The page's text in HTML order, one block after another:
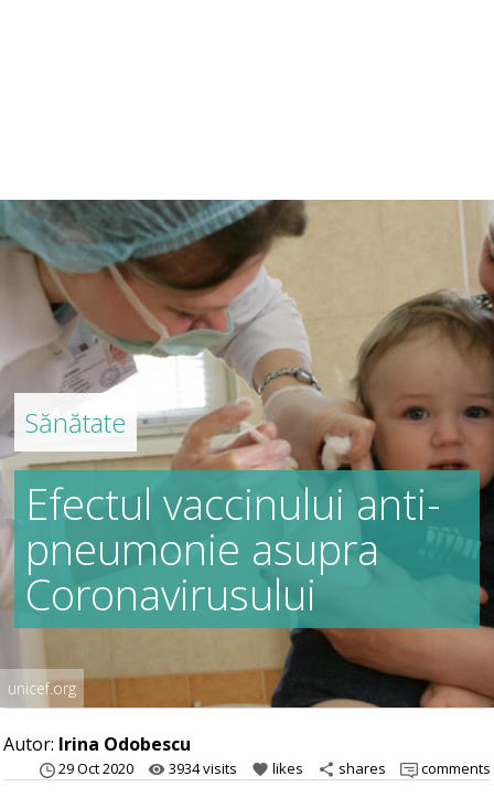
Sănătate
Efectul vaccinului anti-
pneumonie asupra
Coronavirusului
unicef.org
Autor: Irina Odobescu
29 Oct 2020 remove_red_eye 3934 visits favorite likes share shares comments